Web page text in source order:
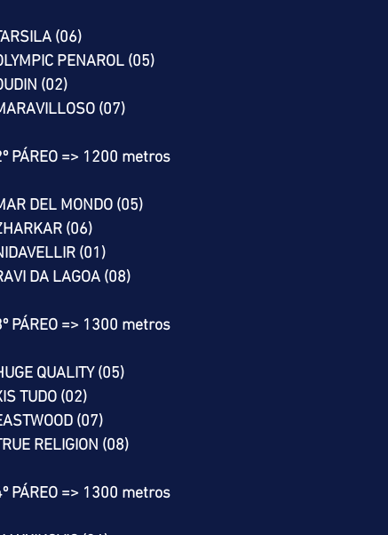
(06)
PENAROL (05)
(02)
(07)
PÁREO => 1200 metros
DEL MONDO (05)
(06)
(01)
DA LAGOA (08)
PÁREO => 1300 metros
QUALITY (05)
TUDO (02)
(07)
RELIGION (08)
PÁREO => 1300 metros